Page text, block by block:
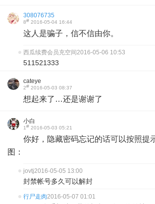
308076735
8# 2016-05-04 16:44
这人是骗子，信不信由你。
西瓜续费会员充空间2016-05-06 10:53
511521333
cateye
2# 2016-05-03 08:37
想起来了…还是谢谢了
小白
1# 2016-05-03 05:21
你好，隐藏密码忘记的话可以按照提
图：
jovtj2016-05-05 13:00
封禁帐号多久可以解封
行尸走肉2016-05-07 01:01